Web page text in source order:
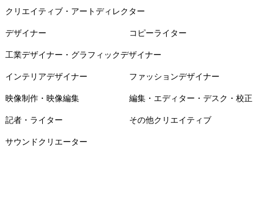
クリエイティブ・アートディレクター
デザイナー コピーライター
工業デザイナー・グラフィックデザイナー
インテリアデザイナー ファッションデザイナー
映像制作・映像編集 編集・エディター・デスク・校正
記者・ライター その他クリエイティブ
サウンドクリエーター